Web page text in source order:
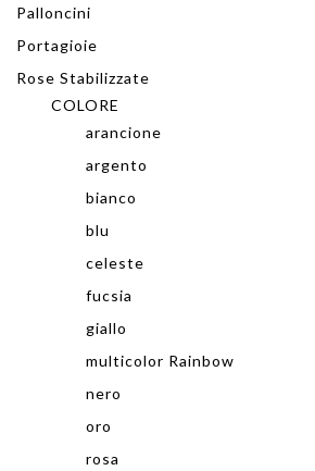
Palloncini
Portagioie
Rose Stabilizzate
COLORE
arancione
argento
bianco
blu
celeste
fucsia
giallo
multicolor Rainbow
nero
oro
rosa